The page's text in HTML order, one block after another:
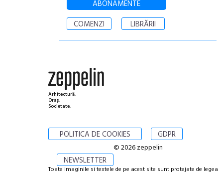
ABONAMENTE
COMENZI
LIBRĂRII
Arhitectură.
Oraș.
Societate.
POLITICA DE COOKIES GDPR
NEWSLETTER
© 2026 zeppelin
Toate imaginile si textele de pe acest site sunt protejate de legea